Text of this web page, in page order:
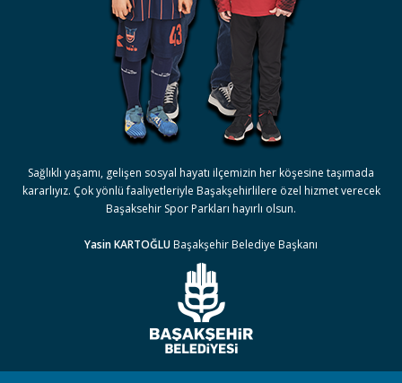
Sağlıklı yaşamı, gelişen sosyal hayatı ilçemizin her köşesine taşımada
kararlıyız. Çok yönlü faaliyetleriyle Başakşehirlilere özel hizmet verecek
Başaksehir Spor Parkları hayırlı olsun.
Yasin KARTOĞLU Başakşehir Belediye Başkanı